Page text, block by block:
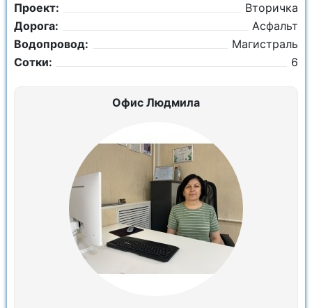
Проект:
Вторичка
Дорога:
Асфальт
Водопровод:
Магистраль
Сотки:
6
Офис Людмила